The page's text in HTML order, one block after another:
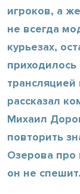
игроков, а
не всегда
курьезах,
рассказал
Михаил
повторить
Озерова про
он не спешит.